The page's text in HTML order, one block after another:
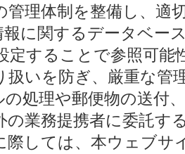
管理体制を整備し、適
報に関するデータベー
定することで参照可能
扱いを防ぎ、厳重な管
処理や郵便物の送付
の業務提携者に委託す
際しては、本ウェブサ